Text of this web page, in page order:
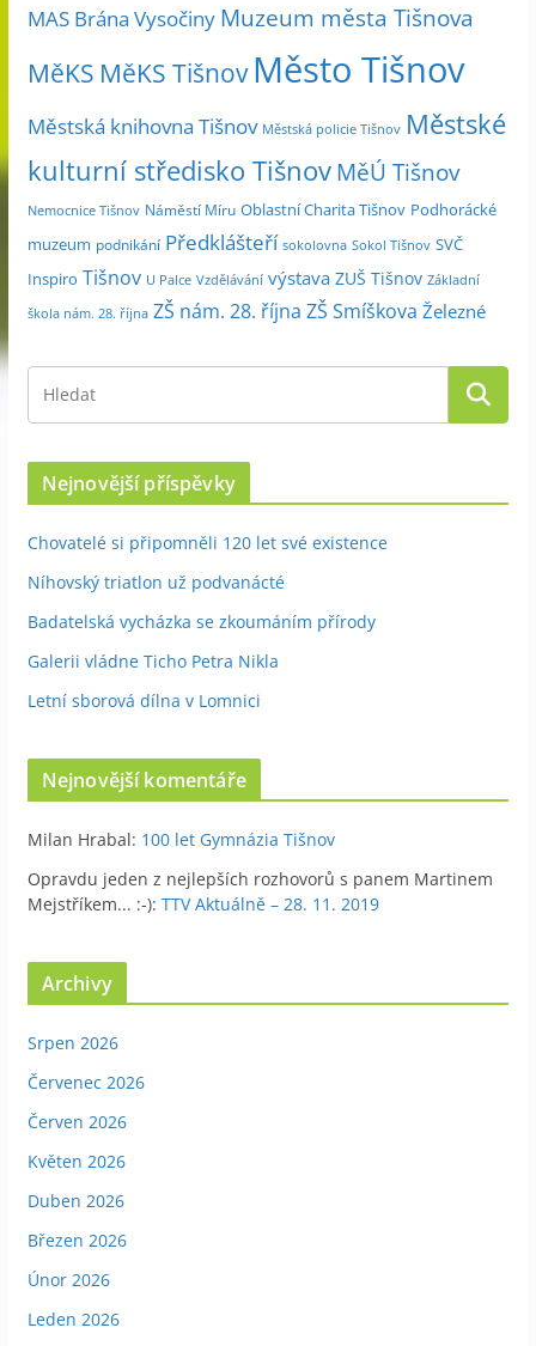
s
í
e
MAS Brána Vysočiny Muzeum města Tišnova
MěKS MěKS Tišnov Město Tišnov
Městská knihovna Tišnov Městská policie Tišnov Městské
kulturní středisko Tišnov MěÚ Tišnov
Nemocnice Tišnov Náměstí Míru Oblastní Charita Tišnov Podhorácké
muzeum podnikání Předklášteří sokolovna Sokol Tišnov SVČ
Inspiro Tišnov U Palce Vzdělávání výstava ZUŠ Tišnov Základní
škola nám. 28. října ZŠ nám. 28. října ZŠ Smíškova Železné
Nejnovější příspěvky
Chovatelé si připomněli 120 let své existence
Níhovský triatlon už podvanácté
Badatelská vycházka se zkoumáním přírody
Galerii vládne Ticho Petra Nikla
Letní sborová dílna v Lomnici
Nejnovější komentáře
Milan Hrabal: 100 let Gymnázia Tišnov
Opravdu jeden z nejlepších rozhovorů s panem Martinem
Mejstříkem... :-): TTV Aktuálně – 28. 11. 2019
Archivy
Srpen 2026
Červenec 2026
Červen 2026
Květen 2026
Duben 2026
Březen 2026
Únor 2026
Leden 2026